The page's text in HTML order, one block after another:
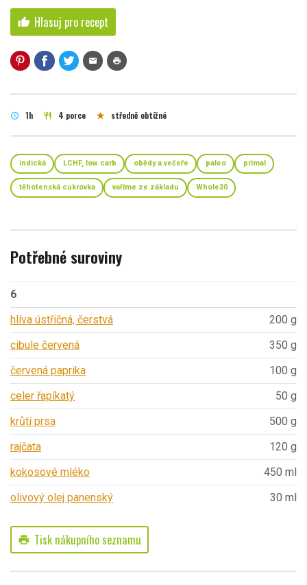
thumb_up Hlasuj pro recept
mail print
schedule 1h restaurant 4 porce star středně obtížné
indická LCHF, low carb obědy a večeře paleo primal
těhotenská cukrovka vaříme ze základu Whole30
Potřebné suroviny
6
hlíva ústřičná, čerstvá
200 g
cibule červená
350 g
červená paprika
100 g
celer řapíkatý
50 g
krůtí prsa
500 g
rajčata
120 g
kokosové mléko
450 ml
olivový olej panenský
30 ml
print Tisk nákupního seznamu